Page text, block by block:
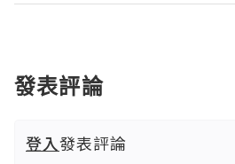
發表評論
登入發表評論